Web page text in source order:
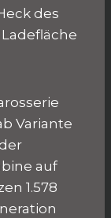
des
Variante
auf
1.578